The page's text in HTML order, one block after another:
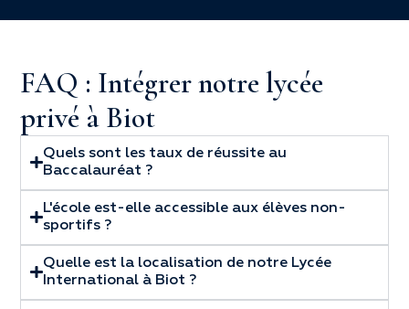
FAQ : Intégrer notre lycée
privé à Biot
Quels sont les taux de réussite au
Baccalauréat ?
L'école est-elle accessible aux élèves non-
sportifs ?
Quelle est la localisation de notre Lycée
International à Biot ?